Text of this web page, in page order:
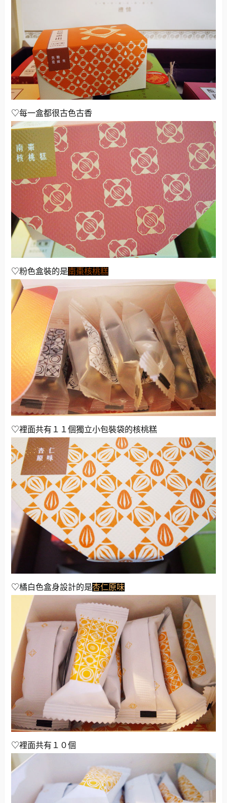
♡每一盒都很古色古香
♡粉色盒裝的是南棗核桃糕
♡裡面共有１１個獨立小包裝袋的核桃糕
♡橘白色盒身設計的是杏仁原味
♡裡面共有１０個